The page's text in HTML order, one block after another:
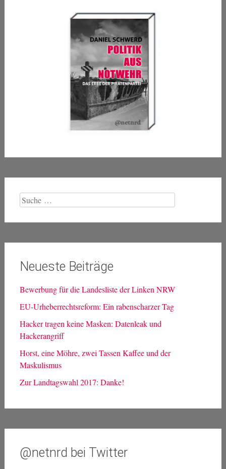
Suche
nach:
Neueste Beiträge
Bewerbung für die Landesliste der Linken NRW
EU-Urheberrechtsreform: Ein rabenscharzer Tag
Hacker tragen keine Masken: Datenleak und
Hackerangriff
Horst, eine Möhre, zwei Tassen Kaffee und der
Maskulismus
Zur Landtagswahl 2017: Danke!
@netnrd bei Twitter